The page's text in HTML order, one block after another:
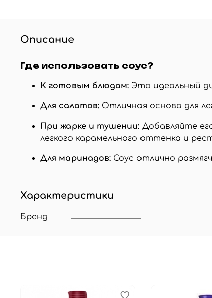
Описание
Где использовать соус?
К готовым блюдам: Это идеальный
Для салатов: Отличная основа для
При жарке и тушении: Добавляйте
легкого карамельного оттенка и
Для маринадов: Соус отлично
Характеристики
Бренд